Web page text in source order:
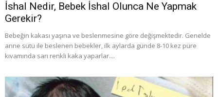
İshal Nedir, Bebek İshal Olunca Ne Yapmak
Gerekir?
Bebeğin kakası yaşına ve beslenmesine göre değişmektedir. Genelde
anne sütü ile beslenen bebekler, ilk aylarda günde 8-10 kez püre
kıvamında sarı renkli kaka yaparlar....